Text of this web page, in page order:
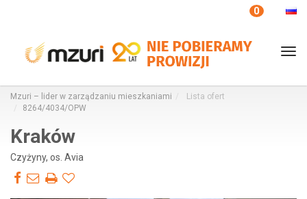
0
Mzuri – lider w zarządzaniu mieszkaniami
Lista ofert
8264/4034/OPW
Kraków
Czyżyny, os. Avia